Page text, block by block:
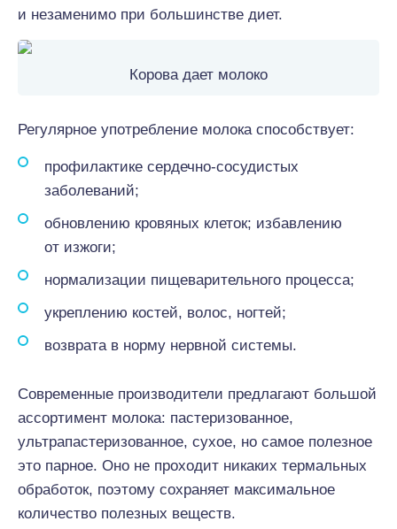
и незаменимо при большинстве диет.
Корова дает молоко
Регулярное употребление молока способствует:
профилактике сердечно-сосудистых
заболеваний;
обновлению кровяных клеток; избавлению
от изжоги;
нормализации пищеварительного процесса;
укреплению костей, волос, ногтей;
возврата в норму нервной системы.
Современные производители предлагают большой
ассортимент молока: пастеризованное,
ультрапастеризованное, сухое, но самое полезное
это парное. Оно не проходит никаких термальных
обработок, поэтому сохраняет максимальное
количество полезных веществ.